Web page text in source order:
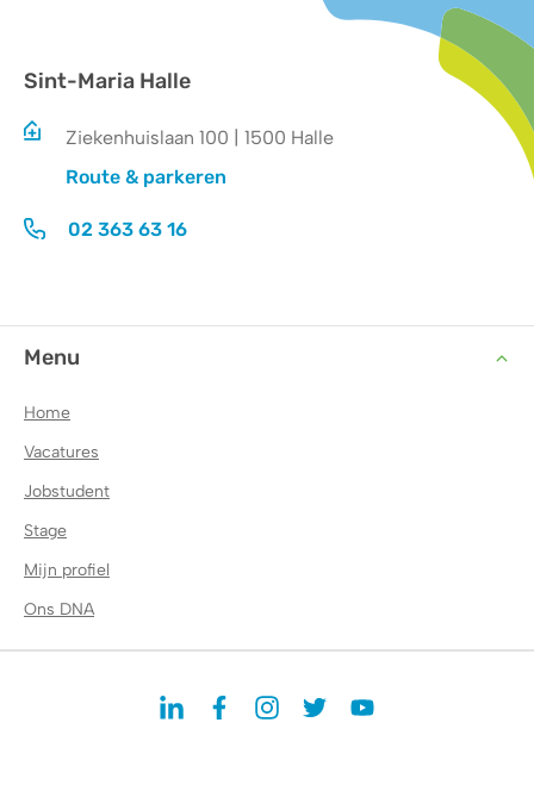
Sint-Maria Halle
Ziekenhuislaan 100 | 1500 Halle
Route & parkeren
02 363 63 16
Menu
Home
Vacatures
Jobstudent
Stage
Mijn profiel
Ons DNA